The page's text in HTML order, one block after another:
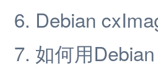
Debian
如何用